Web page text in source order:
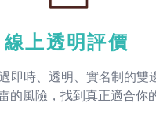
線上透明評價
即時、透明、實名制的雙
的風險，找到真正適合你